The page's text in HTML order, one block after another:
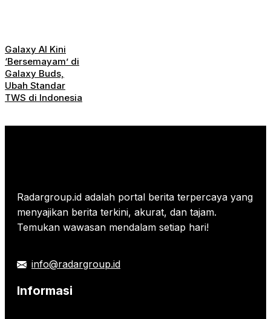
Galaxy AI Kini
‘Bersemayam’ di
Galaxy Buds,
Ubah Standar
TWS di Indonesia
Radargroup.id adalah portal berita terpercaya yang
menyajikan berita terkini, akurat, dan tajam.
Temukan wawasan mendalam setiap hari!
info@radargroup.id
Informasi